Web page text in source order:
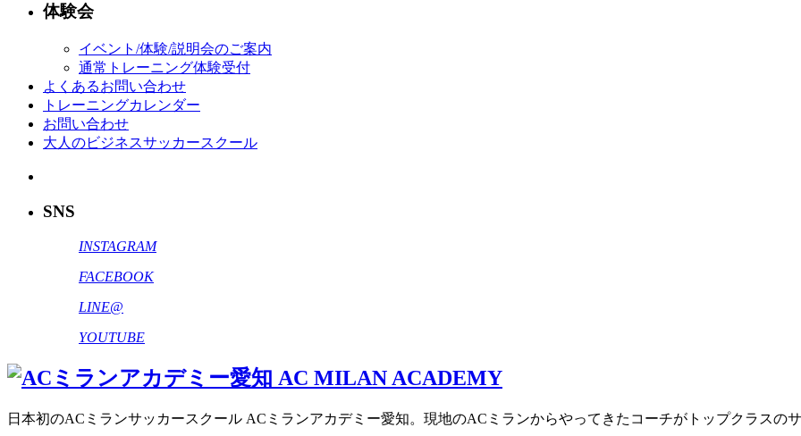
体験会
イベント/体験/説明会のご案内
通常トレーニング体験受付
よくあるお問い合わせ
トレーニングカレンダー
お問い合わせ
大人のビジネスサッカースクール
SNS
INSTAGRAM
FACEBOOK
LINE@
YOUTUBE
日本初のACミランサッカースクール ACミランアカデミー愛知。現地のACミランからやってきたコーチがトップクラスのサ